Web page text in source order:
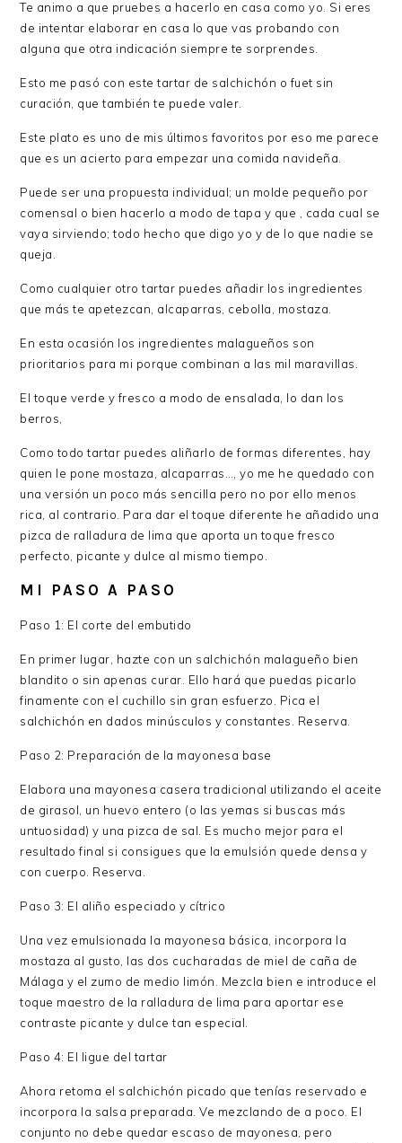
Te animo a que pruebes a hacerlo en casa como yo. Si eres
de intentar elaborar en casa lo que vas probando con
alguna que otra indicación siempre te sorprendes.
Esto me pasó con este tartar de salchichón o fuet sin
curación, que también te puede valer.
Este plato es uno de mis últimos favoritos por eso me parece
que es un acierto para empezar una comida navideña.
Puede ser una propuesta individual; un molde pequeño por
comensal o bien hacerlo a modo de tapa y que , cada cual se
vaya sirviendo; todo hecho que digo yo y de lo que nadie se
queja.
Como cualquier otro tartar puedes añadir los ingredientes
que más te apetezcan, alcaparras, cebolla, mostaza.
En esta ocasión los ingredientes malagueños son
prioritarios para mi porque combinan a las mil maravillas.
El toque verde y fresco a modo de ensalada, lo dan los
berros,
Como todo tartar puedes aliñarlo de formas diferentes, hay
quien le pone mostaza, alcaparras…, yo me he quedado con
una versión un poco más sencilla pero no por ello menos
rica, al contrario. Para dar el toque diferente he añadido una
pizca de ralladura de lima que aporta un toque fresco
perfecto, picante y dulce al mismo tiempo.
MI PASO A PASO
Paso 1: El corte del embutido
En primer lugar, hazte con un salchichón malagueño bien
blandito o sin apenas curar. Ello hará que puedas picarlo
finamente con el cuchillo sin gran esfuerzo. Pica el
salchichón en dados minúsculos y constantes. Reserva.
Paso 2: Preparación de la mayonesa base
Elabora una mayonesa casera tradicional utilizando el aceite
de girasol, un huevo entero (o las yemas si buscas más
untuosidad) y una pizca de sal. Es mucho mejor para el
resultado final si consigues que la emulsión quede densa y
con cuerpo. Reserva.
Paso 3: El aliño especiado y cítrico
Una vez emulsionada la mayonesa básica, incorpora la
mostaza al gusto, las dos cucharadas de miel de caña de
Málaga y el zumo de medio limón. Mezcla bien e introduce el
toque maestro de la ralladura de lima para aportar ese
contraste picante y dulce tan especial.
Paso 4: El ligue del tartar
Ahora retoma el salchichón picado que tenías reservado e
incorpora la salsa preparada. Ve mezclando de a poco. El
conjunto no debe quedar escaso de mayonesa, pero